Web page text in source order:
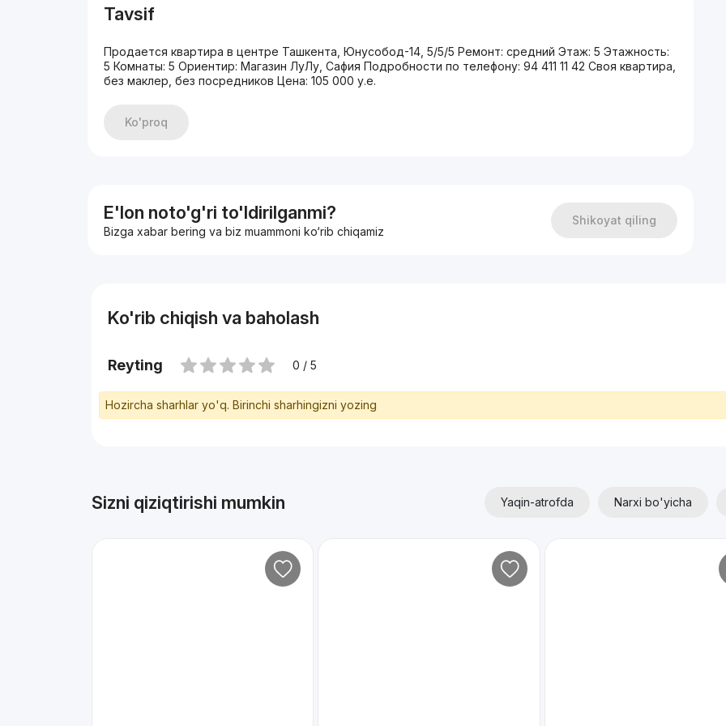
Tavsif
Продается квартира в центре Ташкента, Юнусобод-14, 5/5/5 Ремонт: средний Этаж: 5 Этажность:
5 Комнаты: 5 Ориентир: Магазин ЛуЛу, Сафия Подробности по телефону: 94 411 11 42 Своя квартира,
без маклер, без посредников Цена: 105 000 у.е.
Ko'proq
E'lon noto'g'ri to'ldirilganmi?
Bizga xabar bering va biz muammoni ko‘rib chiqamiz
Shikoyat qiling
Ko'rib chiqish va baholash
Reyting 0 / 5
Hozircha sharhlar yo'q. Birinchi sharhingizni yozing
Sizni qiziqtirishi mumkin Yaqin-atrofda Narxi bo'yicha